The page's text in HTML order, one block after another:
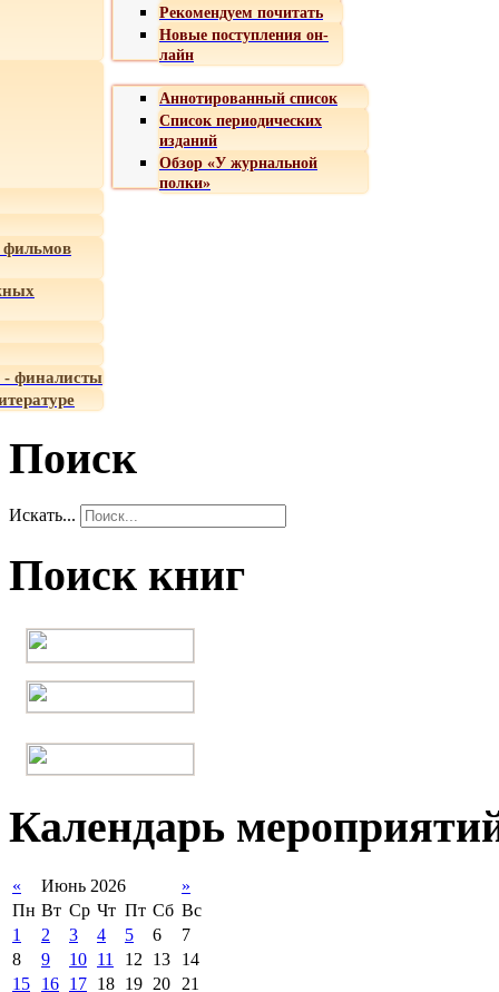
Рекомендуем почитать
Новые поступления он-
лайн
Аннотированный список
Список периодических
изданий
Обзор «У журнальной
полки»
- финалисты
Поиск
Искать...
Поиск книг
Календарь
« Июнь 2026
»
Пн Вт Ср Чт Пт Сб Вс
1
2 3 4 5 6
7
8
9 10 11 12 13
14
15
16 17 18 19 20 21